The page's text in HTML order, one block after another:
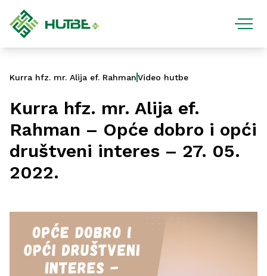
Kurra hfz. mr. Alija ef. RahmanVideo hutbe
Kurra hfz. mr. Alija ef.
Rahman – Opće dobro i opći
društveni interes – 27. 05.
2022.